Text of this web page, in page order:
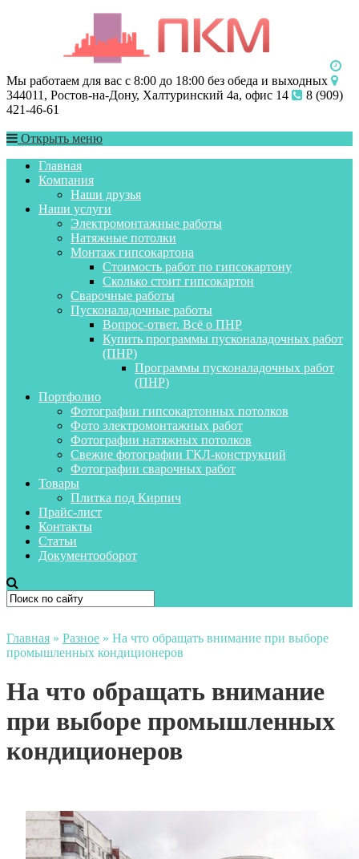
Мы работаем для вас с 8:00 до 18:00 без обеда и выходных
344011, Ростов-на-Дону, Халтуринский 4а, офис 14
8 (909)
421-46-61
Открыть меню
Главная
Компания
Наши друзья
Наши услуги
Электромонтажные работы
Натяжные потолки
Монтаж гипсокартона
Стоимость работ по гипсокартону
Сколько стоит гипсокартон
Сварочные работы
Пусконаладочные работы
Вопрос-ответ. Всё о ПНР
Купить программы пусконаладочных работ
(ПНР)
Программы пусконаладочных работ
(ПНР)
Портфолио
Фотографии гипсокартонных потолков
Фото электромонтажных работ
Фотографии натяжных потолков
Свежие фотографии ГКЛ-конструкций
Фотографии сварочных работ
Товары
Плитка под Кирпич
Прайс-лист
Контакты
Статьи
Документооборот
Главная » Разное » На что обращать внимание при выборе
промышленных кондиционеров
На что обращать внимание
при выборе промышленных
кондиционеров